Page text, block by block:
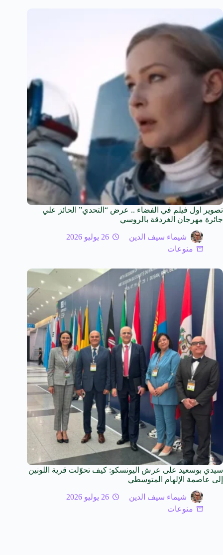
تصوير اول فيلم في الفضاء .. عرض “التحدي” الحائز علي
جائرة مهرجان الغردقة بالروسي
شيماء سيف الدين
26 يوليو 2026
منوعات
سيدي بوسعيد على عرش اليونسكو: كيف تحوّلت قرية اللونين
إلى عاصمة الإلهام المتوسطي
شيماء سيف الدين
26 يوليو 2026
منوعات